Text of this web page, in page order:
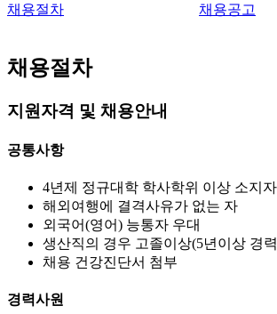
탭
뉴
채용절차 채용공고
채용절차
지원자격 및 채용안내
공통사항
4년제 정규대학 학사학위 이상 소지
해외여행에 결격사유가 없는 자
외국어(영어) 능통자 우대
생산직의 경우 고졸이상(5년이상 경
채용 건강진단서 첨부
경력사원